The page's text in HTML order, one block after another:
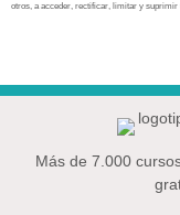
otros, a acceder, rectificar, limitar y suprimir
Más de 7.000